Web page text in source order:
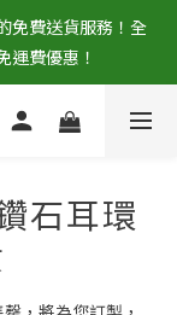
免費送貨服務！全
運費優惠！
石耳環